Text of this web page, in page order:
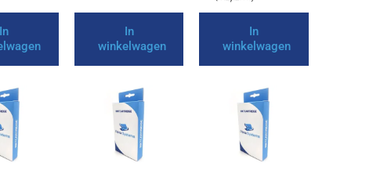
In
In
winkelwagen
In
winkelwagen
product
meerdere
product
meerdere